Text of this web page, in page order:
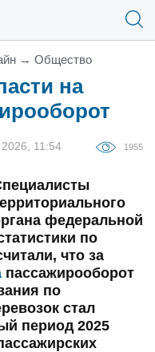
→ Общество
на
11:54 1955
федеральной
по
что за
пассажирооборот
по
стал
период 2025